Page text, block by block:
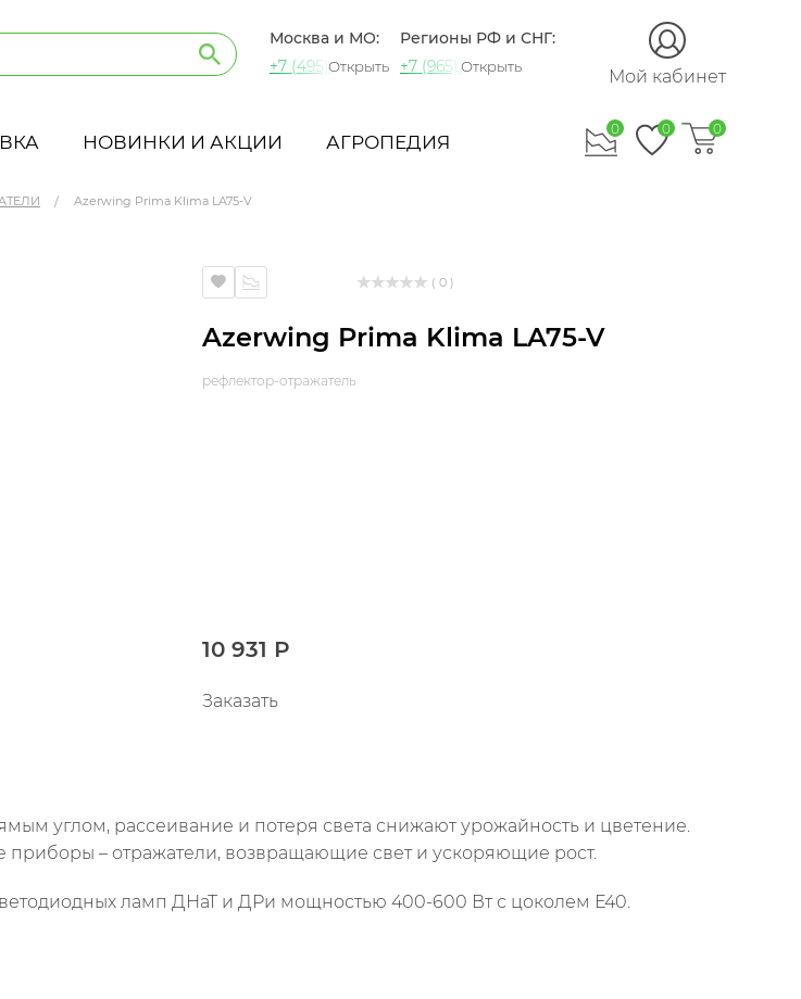
Москва и МО:
+7 (495) 721-60-15
Открыть
Регионы РФ и СНГ:
+7 (965) 420-10-10
Открыть Мой кабинет
НОВИНКИ И АКЦИИ АГРОПЕДИЯ
0 0 0
Azerwing Prima Klima LA75-V
( 0 )
Azerwing Prima Klima LA75-V
рефлектор-отражатель
10 931 Р
Заказать
углом, рассеивание и потеря света снижают урожайность и цветение.
– отражатели, возвращающие свет и ускоряющие рост.
ламп ДНаТ и ДРи мощностью 400-600 Вт с цоколем Е40.